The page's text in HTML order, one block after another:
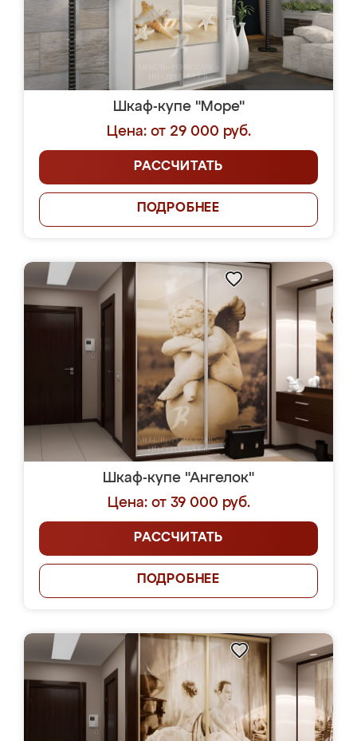
Шкаф-купе "Море"
Цена: от 29 000 руб.
РАССЧИТАТЬ
ПОДРОБНЕЕ
Шкаф-купе "Ангелок"
Цена: от 39 000 руб.
РАССЧИТАТЬ
ПОДРОБНЕЕ